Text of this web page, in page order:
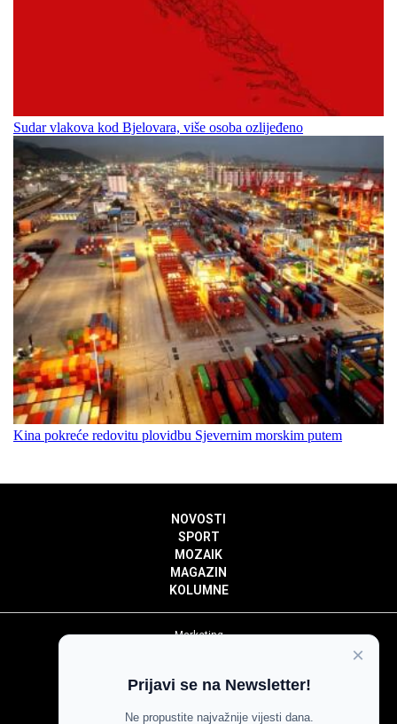
Sudar vlakova kod Bjelovara, više osoba ozlijeđeno
Kina pokreće redovitu plovidbu Sjevernim morskim putem
NOVOSTI
SPORT
MOZAIK
MAGAZIN
KOLUMNE
Marketing
Impressum
×
Prijavi se na Newsletter!
Ne propustite najvažnije vijesti dana.